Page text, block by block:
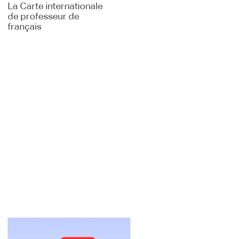
La Carte internationale
de professeur de
français